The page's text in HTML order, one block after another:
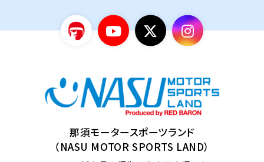
那須モータースポーツランド
（NASU MOTOR SPORTS LAND）